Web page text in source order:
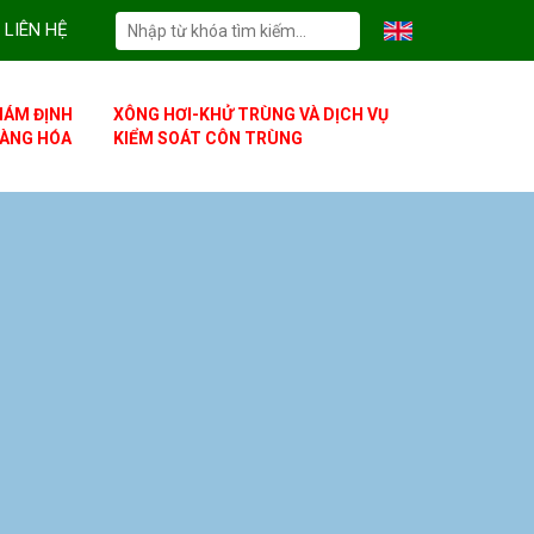
LIÊN HỆ
ĐỊNH
HÓA
XÔNG HƠI-KHỬ TRÙNG VÀ DỊCH VỤ
KIỂM SOÁT CÔN TRÙNG